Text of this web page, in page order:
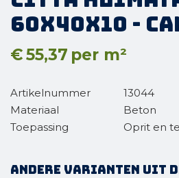
60x40x10 -
€55,37 per m²
Artikelnummer
13044
Materiaal
Beton
Toepassing
Oprit en
Andere varianten uit